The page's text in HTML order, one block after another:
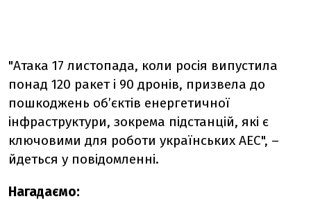
"Атака 17 листопада, коли росія випустила
понад 120 ракет і 90 дронів, призвела до
пошкоджень об’єктів енергетичної
інфраструктури, зокрема підстанцій, які є
ключовими для роботи українських АЕС", –
йдеться у повідомленні.
Нагадаємо: